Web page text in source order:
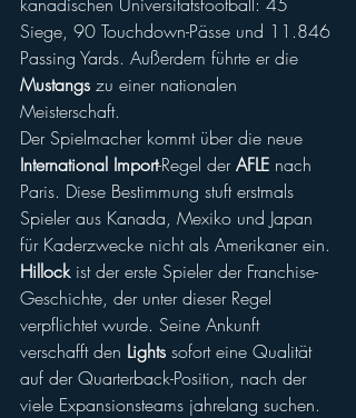
Siege, 90 Touchdown-Pässe und 11.846
Passing Yards. Außerdem führte er die
Mustangs zu einer nationalen
Meisterschaft.
Der Spielmacher kommt über die neue
International Import-Regel der AFLE nach
Paris. Diese Bestimmung stuft erstmals
Spieler aus Kanada, Mexiko und Japan
für Kaderzwecke nicht als Amerikaner ein.
Hillock ist der erste Spieler der Franchise-
Geschichte, der unter dieser Regel
verpflichtet wurde. Seine Ankunft
verschafft den Lights sofort eine Qualität
auf der Quarterback-Position, nach der
viele Expansionsteams jahrelang suchen.